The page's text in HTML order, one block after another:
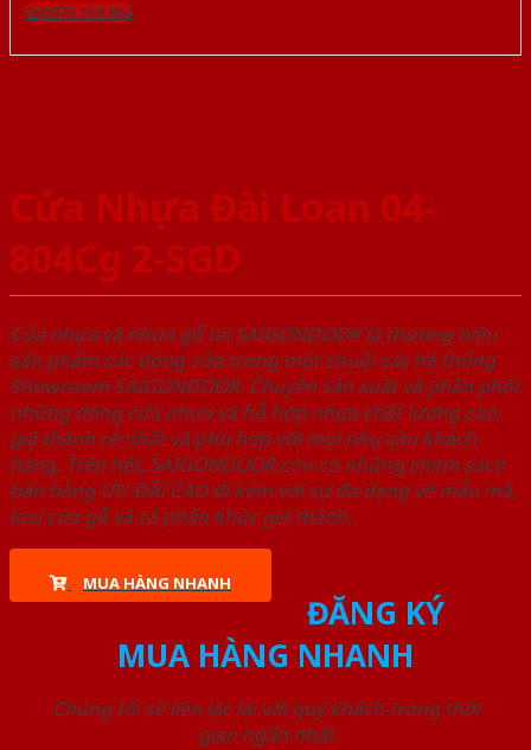
Gọi 0976.169.864
Cửa Nhựa Đài Loan 04-
804Cg 2-SGD
Cửa nhựa và nhựa gỗ tại SAIGONDOOR là thương hiệu
sản phẩm các dòng cửa trong một chuỗi các hệ thống
Showroom SAIGONDOOR. Chuyên sản xuất và phân phối
những dòng cửa nhựa và hỗ hợp nhựa chất lượng cao,
giá thành rẻ nhất và phù hợp với mọi nhu cầu khách
hàng. Trên hết, SAIGONDOOR còn có những chính sách
bán hàng ƯU ĐÃI CAO đi kèm với sự đa dạng về mẫu mã,
loại cửa gỗ và cả phân khúc giá thành.
MUA HÀNG NHANH
ĐĂNG KÝ
MUA HÀNG NHANH
Chúng tôi sẽ liên lạc lại với quý khách trong thời
gian ngắn nhất